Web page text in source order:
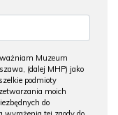
Muzeum
(dalej MHP) jako
podmioty
moich
do